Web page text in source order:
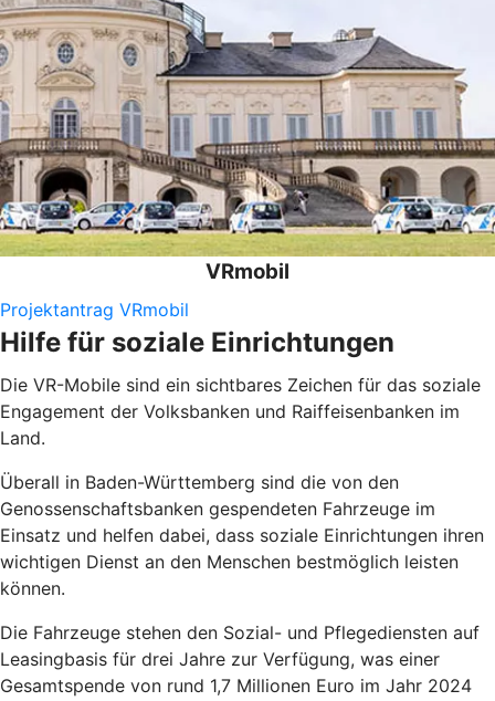
VRmobil
Projektantrag VRmobil
Hilfe für soziale Einrichtungen
Die VR-Mobile sind ein sichtbares Zeichen für das soziale
Engagement der Volksbanken und Raiffeisenbanken im
Land.
Überall in Baden-Württemberg sind die von den
Genossenschaftsbanken gespendeten Fahrzeuge im
Einsatz und helfen dabei, dass soziale Einrichtungen ihren
wichtigen Dienst an den Menschen bestmöglich leisten
können.
Die Fahrzeuge stehen den Sozial- und Pflegediensten auf
Leasingbasis für drei Jahre zur Verfügung, was einer
Gesamtspende von rund 1,7 Millionen Euro im Jahr 2024